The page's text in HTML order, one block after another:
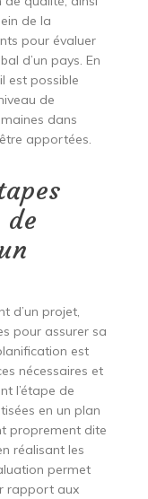
de la
pour évaluer
d’un pays. En
est possible
de
dans
apportées.
de
d’un projet,
pour assurer sa
est
nécessaires et
l’étape de
en un plan
proprement dite
réalisant les
permet
rapport aux